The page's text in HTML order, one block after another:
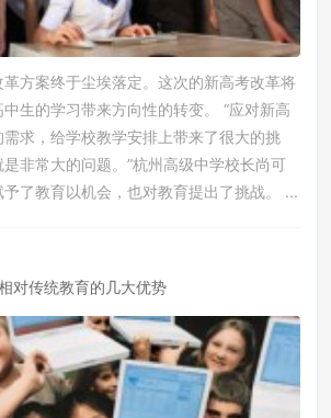
方案终于尘埃落定。这次的新高考改革将
生的学习带来方向性的转变。 “应对新高
求，给学校教学安排上带来了很大的挑
非常大的问题。”杭州高级中学校长尚可
了教育以机会，也对教育提出了挑战。 ...
对传统教育的几大优势